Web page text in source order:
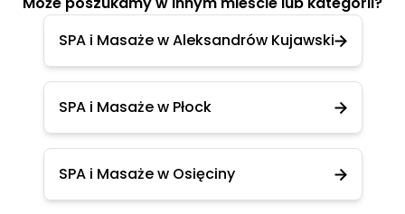
SPA i Masaże w Aleksandrów Kujawski
SPA i Masaże w Płock
SPA i Masaże w Osięciny